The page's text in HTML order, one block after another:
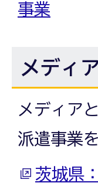
事業
メディ
メディア
派遣事業
茨城県